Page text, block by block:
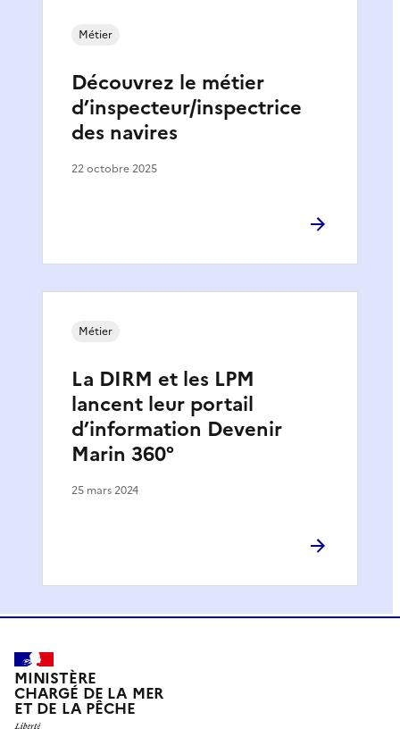
Découvrez le métier
d’inspecteur/inspectrice
des navires
Métier
22 octobre 2025
La DIRM et les LPM
lancent leur portail
d’information Devenir
Marin 360°
Métier
25 mars 2024
MINISTÈRE
CHARGÉ DE LA MER
ET DE LA PÊCHE